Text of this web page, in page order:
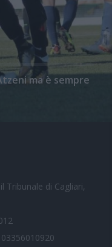
ma è sempre
Tribunale di Cagliari,